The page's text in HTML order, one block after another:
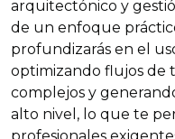
arquitectónico y
de un enfoque
profundizarás en el
optimizando flujos de
complejos y
alto nivel, lo que te